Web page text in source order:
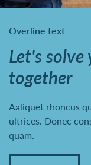
Overline text
Let's
together
Aaliquet rhoncus
ultrices. Donec
quam.